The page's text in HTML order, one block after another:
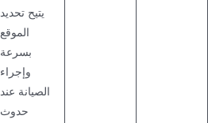
يتيح تحديد
الموقع
بسرعة
وإجراء
الصيانة عند
حدوث